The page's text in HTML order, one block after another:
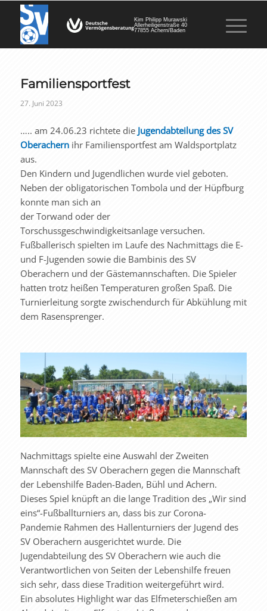
Kim Philipp Murawski
Allerheiligenstraße 40
77855 Achern/Baden
Familiensportfest
27. Juni 2023
….. am 24.06.23 richtete die Jugendabteilung des SV
Oberachernihr Familiensportfest am Waldsportplatz
aus.
Den Kindern und Jugendlichen wurde viel geboten.
Neben der obligatorischen Tombola und der Hüpfburg
konnte man sich an
der Torwand oder der
Torschussgeschwindigkeitsanlage versuchen.
Fußballerisch spielten im Laufe des Nachmittags die E-
und F-Jugenden sowie die Bambinis des SV
Oberachern und der Gästemannschaften. Die Spieler
hatten trotz heißen Temperaturen großen Spaß. Die
Turnierleitung sorgte zwischendurch für Abkühlung mit
dem Rasensprenger.
Nachmittags spielte eine Auswahl der Zweiten
Mannschaft des SV Oberachern gegen die Mannschaft
der Lebenshilfe Baden-Baden, Bühl und Achern.
Dieses Spiel knüpft an die lange Tradition des „Wir sind
eins“-Fußballturniers an, dass bis zur Corona-
Pandemie Rahmen des Hallenturniers der Jugend des
SV Oberachern ausgerichtet wurde. Die
Jugendabteilung des SV Oberachern wie auch die
Verantwortlichen von Seiten der Lebenshilfe freuen
sich sehr, dass diese Tradition weitergeführt wird.
Ein absolutes Highlight war das Elfmeterschießen am